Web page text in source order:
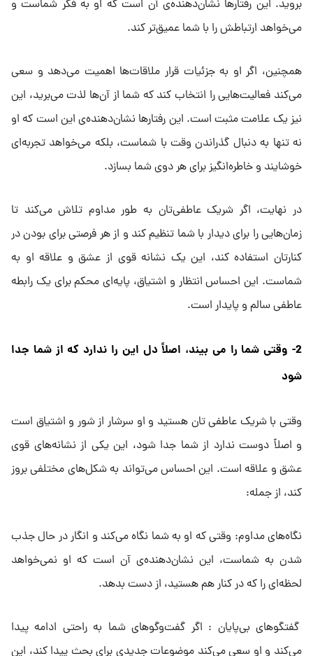
بروید. این رفتارها نشان‌دهنده‌ی آن است که او به فکر شماست و
می‌خواهد ارتباطش را با شما عمیق‌تر کند.
همچنین، اگر او به جزئیات قرار ملاقات‌ها اهمیت می‌دهد و سعی
می‌کند فعالیت‌هایی را انتخاب کند که شما از آن‌ها لذت می‌برید، این
نیز یک علامت مثبت است. این رفتارها نشان‌دهنده‌ی این است که او
نه تنها به دنبال گذراندن وقت با شماست، بلکه می‌خواهد تجربه‌ای
خوشایند و خاطره‌انگیز برای هر دوی شما بسازد.
در نهایت، اگر شریک عاطفی‌تان به طور مداوم تلاش می‌کند تا
زمان‌هایی را برای دیدار با شما تنظیم کند و از هر فرصتی برای بودن در
کنارتان استفاده کند، این یک نشانه قوی از عشق و علاقه او به
شماست. این احساس انتظار و اشتیاق، پایه‌ای محکم برای یک رابطه
عاطفی سالم و پایدار است.
2- وقتی شما را می بیند، اصلاً دل این را ندارد که از شما جدا
شود
وقتی با شریک عاطفی تان هستید و او سرشار از شور و اشتیاق است
و اصلاً دوست ندارد از شما جدا شود، این یکی از نشانه‌های قوی
عشق و علاقه است. این احساس می‌تواند به شکل‌های مختلفی بروز
کند، از جمله:
نگاه‌های مداوم: وقتی که او به شما نگاه می‌کند و انگار در حال جذب
شدن به شماست، این نشان‌دهنده‌ی آن است که او نمی‌خواهد
لحظه‌ای را که در کنار هم هستید، از دست بدهد.
گفتگوهای بی‌پایان : اگر گفت‌وگوهای شما به راحتی ادامه پیدا
می‌کند و او سعی می‌کند موضوعات جدیدی برای بحث پیدا کند، این